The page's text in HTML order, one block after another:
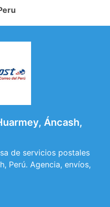
Áncash,
de servicios postales
Perú. Agencia, envíos,